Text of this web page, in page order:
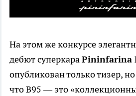
На этом же конкурсе
дебют суперкараPininfarina
опубликован только тизер,
что B95 — это